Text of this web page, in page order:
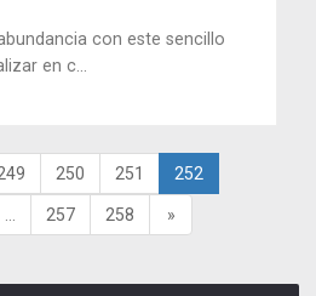
con este sencillo
en c...
250 251 252
257 258 »